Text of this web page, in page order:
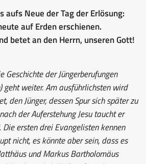
Neue der Tag der Erlösung:
auf Erden erschienen.
betet an den Herrn, unseren Gott!
der Jüngerberufungen
geht weiter. Am ausführlichsten wird
den Jünger, dessen Spur sich später zu
der Auferstehung Jesu taucht er
ersten drei Evangelisten kennen
nicht, es könnte aber sein, dass es
und Markus Bartholomäus